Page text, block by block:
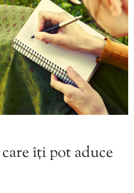
îți pot aduce